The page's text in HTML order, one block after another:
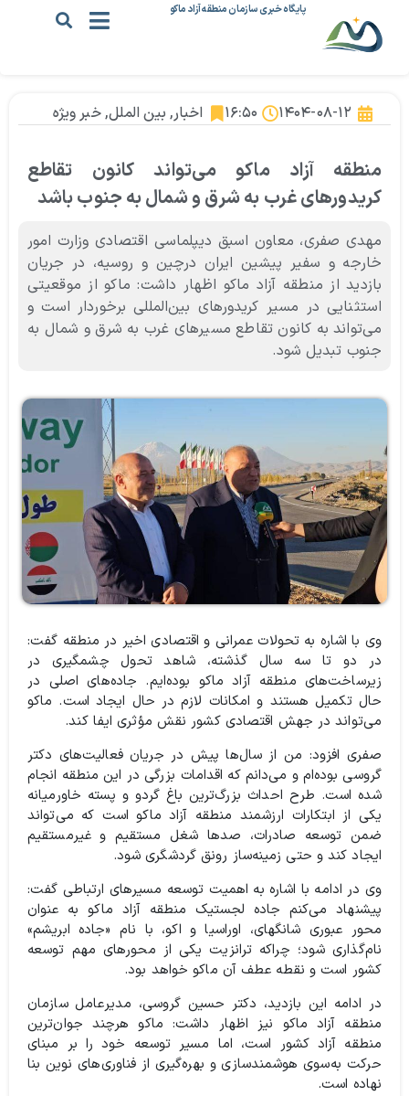
پایگاه خبری سازمان منطقه آزاد ماکو
۱۴۰۴-۰۸-۱۲ ۱۶:۵۰ اخبار, بین الملل,خبر ویژه
منطقه آزاد ماکو می‌تواند کانون تقاطع
کریدورهای غرب به شرق و شمال به جنوب باشد
مهدی صفری، معاون اسبق دیپلماسی اقتصادی وزارت امور
خارجه و سفیر پیشین ایران درچین و روسیه، در جریان
بازدید از منطقه آزاد ماکو اظهار داشت: ماکو از موقعیتی
استثنایی در مسیر کریدورهای بین‌المللی برخوردار است و
می‌تواند به کانون تقاطع مسیرهای غرب به شرق و شمال به
جنوب تبدیل شود.
وی با اشاره به تحولات عمرانی و اقتصادی اخیر در منطقه گفت:
در دو تا سه سال گذشته، شاهد تحول چشمگیری در
زیرساخت‌های منطقه آزاد ماکو بوده‌ایم. جاده‌های اصلی در
حال تکمیل هستند و امکانات لازم در حال ایجاد است. ماکو
می‌تواند در جهش اقتصادی کشور نقش مؤثری ایفا کند.
صفری افزود: من از سال‌ها پیش در جریان فعالیت‌های دکتر
گروسی بوده‌ام و می‌دانم که اقدامات بزرگی در این منطقه انجام
شده است. طرح احداث بزرگ‌ترین باغ گردو و پسته خاورمیانه
یکی از ابتکارات ارزشمند منطقه آزاد ماکو است که می‌تواند
ضمن توسعه صادرات، صدها شغل مستقیم و غیرمستقیم
ایجاد کند و حتی زمینه‌ساز رونق گردشگری شود.
وی در ادامه با اشاره به اهمیت توسعه مسیرهای ارتباطی گفت:
پیشنهاد می‌کنم جاده لجستیک منطقه آزاد ماکو به عنوان
محور عبوری شانگهای، اوراسیا و اکو، با نام «جاده ابریشم»
نام‌گذاری شود؛ چراکه ترانزیت یکی از محورهای مهم توسعه
کشور است و نقطه عطف آن ماکو خواهد بود.
در ادامه این بازدید، دکتر حسین گروسی، مدیرعامل سازمان
منطقه آزاد ماکو نیز اظهار داشت: ماکو هرچند جوان‌ترین
منطقه آزاد کشور است، اما مسیر توسعه خود را بر مبنای
حرکت به‌سوی هوشمندسازی و بهره‌گیری از فناوری‌های نوین بنا
نهاده است.